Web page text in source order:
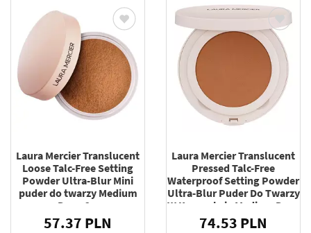
Laura Mercier Translucent
Loose Talc-Free Setting
Powder Ultra-Blur Mini
puder do twarzy Medium
Deep 6 g
57.37 PLN
Laura Mercier Translucent
Pressed Talc-Free
Waterproof Setting Powder
Ultra-Blur Puder Do Twarzy
W Kompakcie Medium Deep
(01) 6.5 g
74.53 PLN